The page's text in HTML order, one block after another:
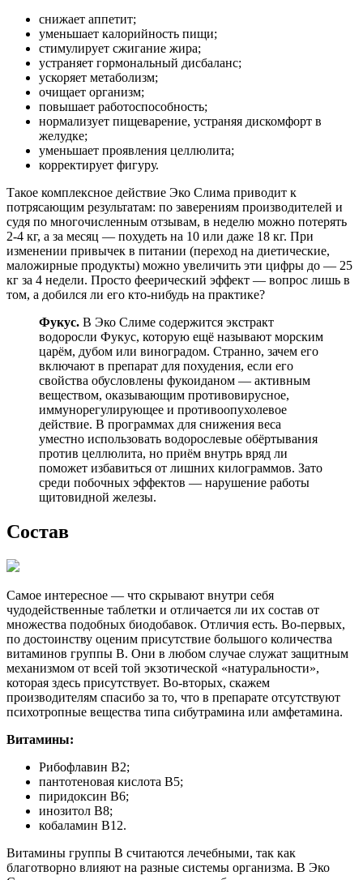
снижает аппетит;
уменьшает калорийность пищи;
стимулирует сжигание жира;
устраняет гормональный дисбаланс;
ускоряет метаболизм;
очищает организм;
повышает работоспособность;
нормализует пищеварение, устраняя дискомфорт в
желудке;
уменьшает проявления целлюлита;
корректирует фигуру.
Такое комплексное действие Эко Слима приводит к
потрясающим результатам: по заверениям производителей и
судя по многочисленным отзывам, в неделю можно потерять
2-4 кг, а за месяц — похудеть на 10 или даже 18 кг. При
изменении привычек в питании (переход на диетические,
маложирные продукты) можно увеличить эти цифры до — 25
кг за 4 недели. Просто феерический эффект — вопрос лишь в
том, а добился ли его кто-нибудь на практике?
Фукус. В Эко Слиме содержится экстракт
водоросли Фукус, которую ещё называют морским
царём, дубом или виноградом. Странно, зачем его
включают в препарат для похудения, если его
свойства обусловлены фукоиданом — активным
веществом, оказывающим противовирусное,
иммунорегулирующее и противоопухолевое
действие. В программах для снижения веса
уместно использовать водорослевые обёртывания
против целлюлита, но приём внутрь вряд ли
поможет избавиться от лишних килограммов. Зато
среди побочных эффектов — нарушение работы
щитовидной железы.
Состав
Самое интересное — что скрывают внутри себя
чудодейственные таблетки и отличается ли их состав от
множества подобных биодобавок. Отличия есть. Во-первых,
по достоинству оценим присутствие большого количества
витаминов группы В. Они в любом случае служат защитным
механизмом от всей той экзотической «натуральности»,
которая здесь присутствует. Во-вторых, скажем
производителям спасибо за то, что в препарате отсутствуют
психотропные вещества типа сибутрамина или амфетамина.
Витамины:
Рибофлавин В2;
пантотеновая кислота В5;
пиридоксин В6;
инозитол В8;
кобаламин В12.
Витамины группы В считаются лечебными, так как
благотворно влияют на разные системы организма. В Эко